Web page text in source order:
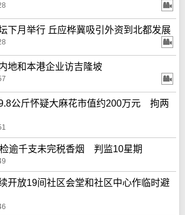
下月举行 丘应桦冀吸引外资到北都发展
地和本港企业访吉隆坡
公斤怀疑大麻花市值约200万元 拘两
逾千支未完税香烟 判监10星期
开放19间社区会堂和社区中心作临时避